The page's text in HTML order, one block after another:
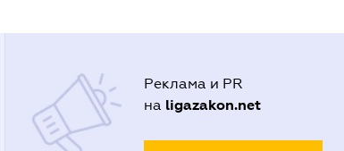
Реклама и PR
на ligazakon.net